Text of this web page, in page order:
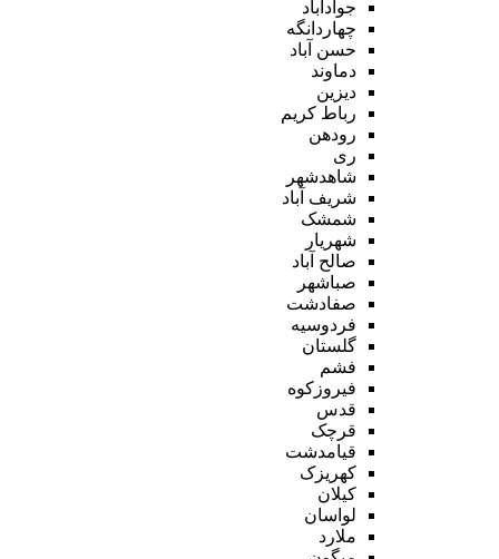
جوادآباد
چهاردانگه
حسن آباد
دماوند
دیزین
رباط کریم
رودهن
ری
شاهدشهر
شریف آباد
شمشک
شهریار
صالح آباد
صباشهر
صفادشت
فردوسیه
گلستان
فشم
فیروزکوه
قدس
قرچک
قیامدشت
کهریزک
کیلان
لواسان
ملارد